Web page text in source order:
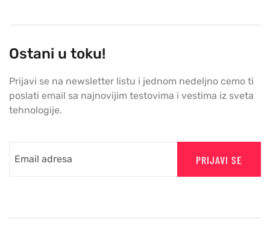
Ostani u toku!
Prijavi se na newsletter listu i jednom nedeljno cemo ti
poslati email sa najnovijim testovima i vestima iz sveta
tehnologije.
PRIJAVI SE